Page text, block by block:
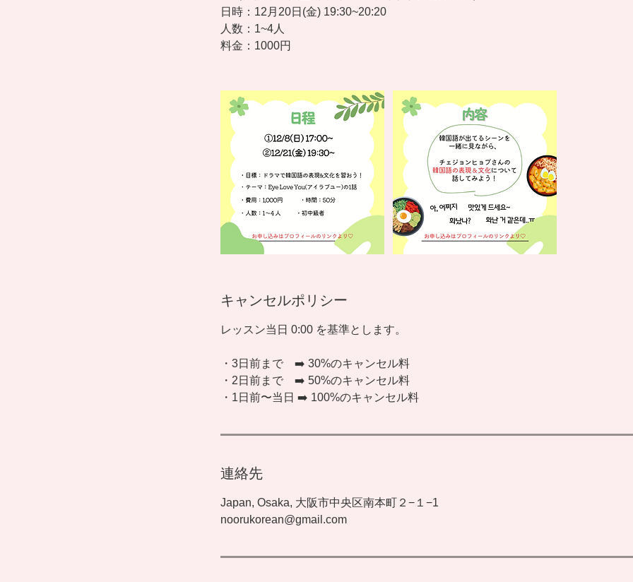
日時：12月20日(金) 19:30~20:20
人数：1~4人
料金：1000円
キャンセルポリシー
レッスン当日 0:00 を基準とします。
・3日前まで ➡️ 30%のキャンセル料
・2日前まで ➡️ 50%のキャンセル料
・1日前〜当日 ➡️ 100%のキャンセル料
連絡先
Japan, Osaka, 大阪市中央区南本町２−１−1
noorukorean@gmail.com